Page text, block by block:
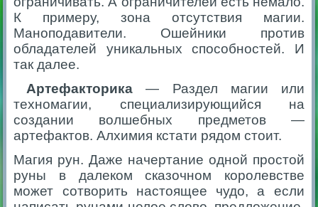
К примеру, зона отсутствия магии.
Маноподавители. Ошейники против
обладателей уникальных способностей. И
так далее.
Артефакторика — Раздел магии или
техномагии, специализирующийся на
создании волшебных предметов —
артефактов. Алхимия кстати рядом стоит.
Магия рун. Даже начертание одной простой
руны в далеком сказочном королевстве
может сотворить настоящее чудо, а если